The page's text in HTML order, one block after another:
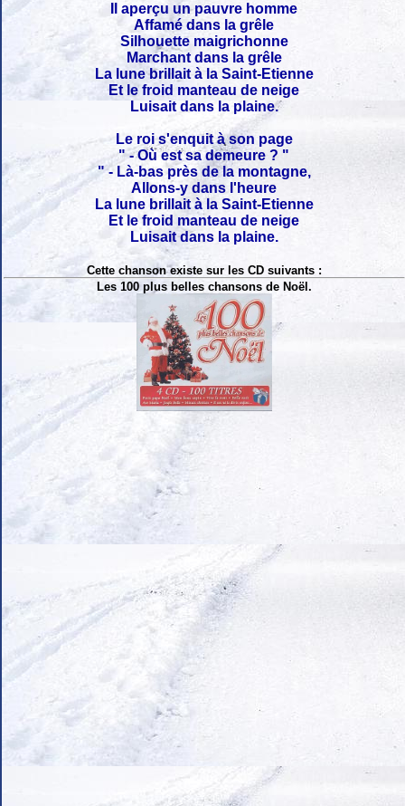
Il aperçu un pauvre homme
Affamé dans la grêle
Silhouette maigrichonne
Marchant dans la grêle
La lune brillait à la Saint-Etienne
Et le froid manteau de neige
Luisait dans la plaine.
Le roi s'enquit à son page
" - Où est sa demeure ? "
" - Là-bas près de la montagne,
Allons-y dans l'heure
La lune brillait à la Saint-Etienne
Et le froid manteau de neige
Luisait dans la plaine.
Cette chanson existe sur les CD suivants :
Les 100 plus belles chansons de Noël.